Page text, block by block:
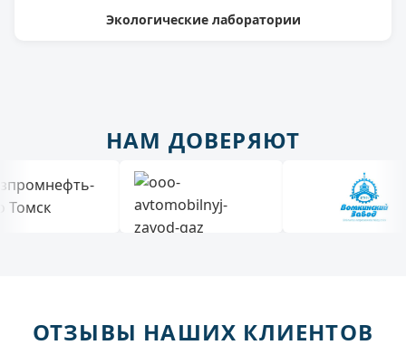
Экологические лаборатории
НАМ ДОВЕРЯЮТ
ОТЗЫВЫ НАШИХ КЛИЕНТОВ